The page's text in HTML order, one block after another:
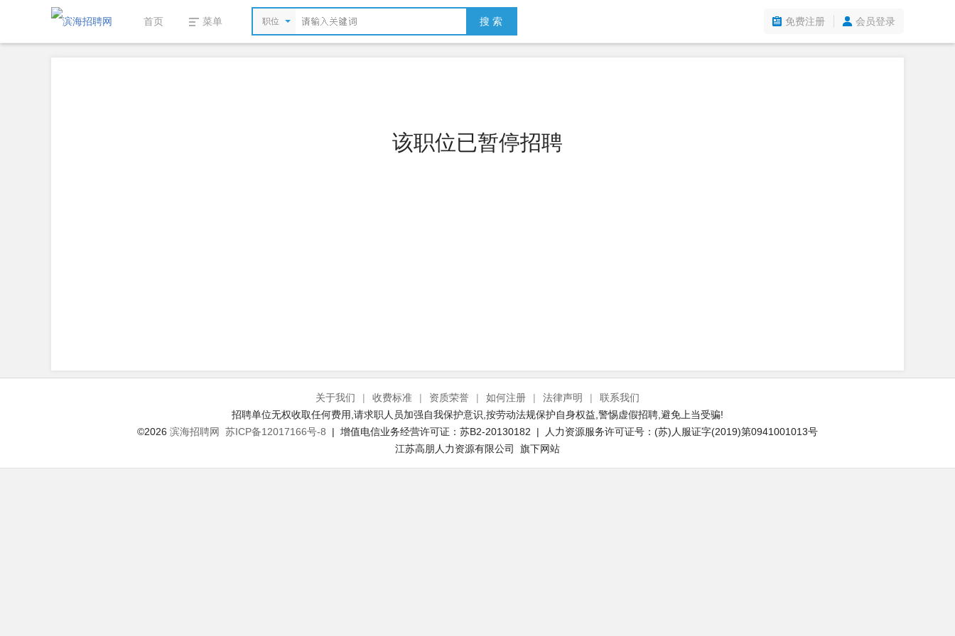
首页 菜单 职位 搜 索 免费注册 会员登录
该职位已暂停招聘
关于我们 | 收费标准 | 资质荣誉 | 如何注册 | 法律声明 |
联系我们
招聘单位无权收取任何费用,请求职人员加强自我保护意识,按劳动法规保护自身权益,警惕虚假招聘,避免上当受骗!
©2026 滨海招聘网 苏ICP备12017166号-8 | 增值电信业务经营许可证：苏B2-20130182 | 人力资源服务许可证号：(苏)人服证字(2019)第0941001013号
江苏高朋人力资源有限公司 旗下网站